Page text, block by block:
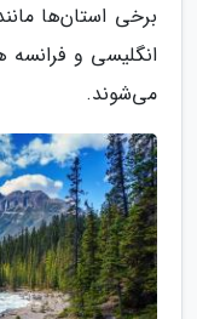
برخی استان‌ها
انگلیسی و
می‌شوند.